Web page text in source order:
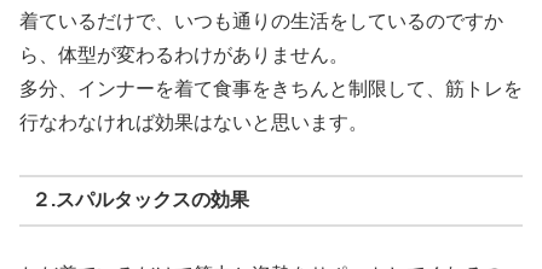
着ているだけで、いつも通りの生活をしているのですか
ら、体型が変わるわけがありません。
多分、インナーを着て食事をきちんと制限して、筋トレを
行なわなければ効果はないと思います。
２.スパルタックスの効果